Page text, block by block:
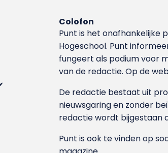
Colofon
Punt is het onafhankelijke
Hoge­school. Punt
fungeert als podium voor
van de redactie. Op de
De redactie bestaat uit
nieuwsgaring en zonder
redactie wordt bijgestaan
Punt is ook te vinden op